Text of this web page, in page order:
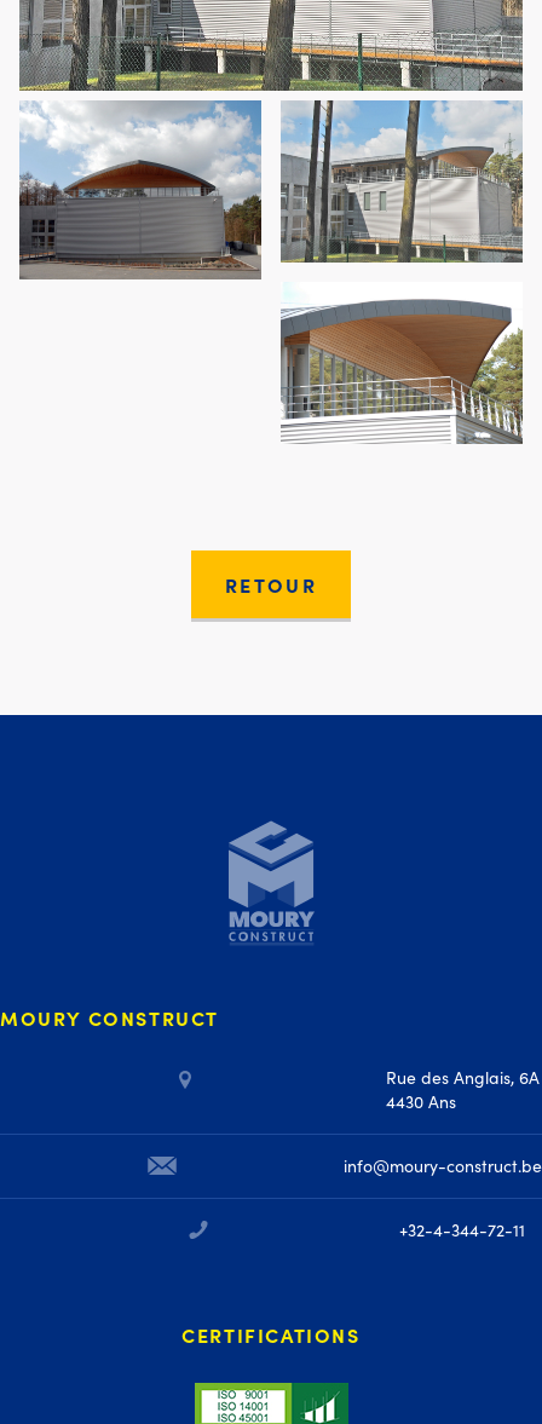
RETOUR
MOURY CONSTRUCT
Rue des Anglais, 6A
4430 Ans
info@moury-construct.be
+32-4-344-72-11
CERTIFICATIONS